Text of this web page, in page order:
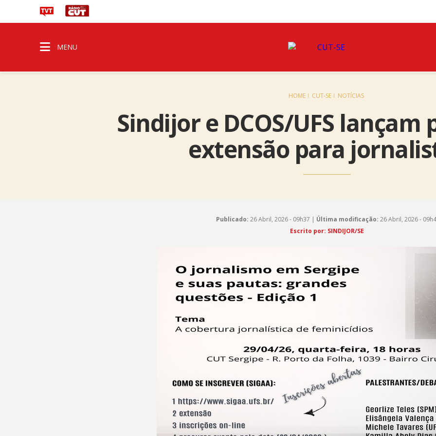
MENU
HOME CUT-SE NOTÍCIAS
Sindijor e DCOS/UFS lançam
extensão para
Publicado: 26 Abril, 2026 - 09h37 | Última modificação: 26 Abril, 2026 -
Escrito por: SINDIJOR/SE